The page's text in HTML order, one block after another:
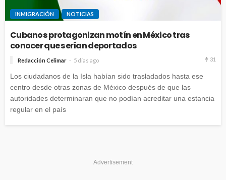
INMIGRACIÓN NOTICIAS
Cubanos protagonizan motín en México tras
conocer que serían deportados
Redacción Celimar 5 días ago 31
Los ciudadanos de la Isla habían sido trasladados hasta ese
centro desde otras zonas de México después de que las
autoridades determinaran que no podían acreditar una estancia
regular en el país
Advertisement